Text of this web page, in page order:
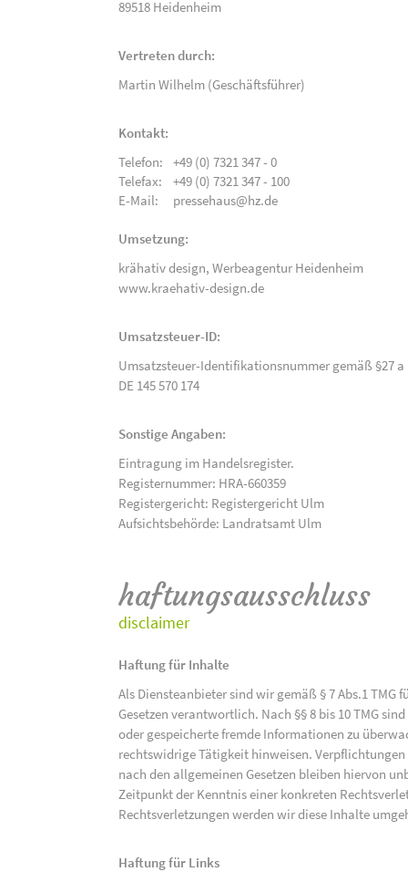
89518 Heidenheim
Vertreten durch:
Martin Wilhelm (Geschäftsführer)
Kontakt:
Telefon:
+49 (0) 7321 347 - 0
Telefax:
+49 (0) 7321 347 - 100
E-Mail:
pressehaus@hz.de
Umsetzung:
krähativ design, Werbeagentur Heidenheim
www.kraehativ-design.de
Umsatzsteuer-ID:
Umsatzsteuer-Identifikationsnummer gemäß §27 a
DE 145 570 174
Sonstige Angaben:
Eintragung im Handelsregister.
Registernummer: HRA-660359
Registergericht: Registergericht Ulm
Aufsichtsbehörde: Landratsamt Ulm
haftungsausschluss
disclaimer
Haftung für Inhalte
Als Diensteanbieter sind wir gemäß § 7 Abs.1
Gesetzen verantwortlich. Nach §§ 8 bis 10 TMG
oder gespeicherte fremde Informationen zu
rechtswidrige Tätigkeit hinweisen.
nach den allgemeinen Gesetzen bleiben hiervon
Zeitpunkt der Kenntnis einer konkreten
Rechtsverletzungen werden wir diese Inhalte
Haftung für Links